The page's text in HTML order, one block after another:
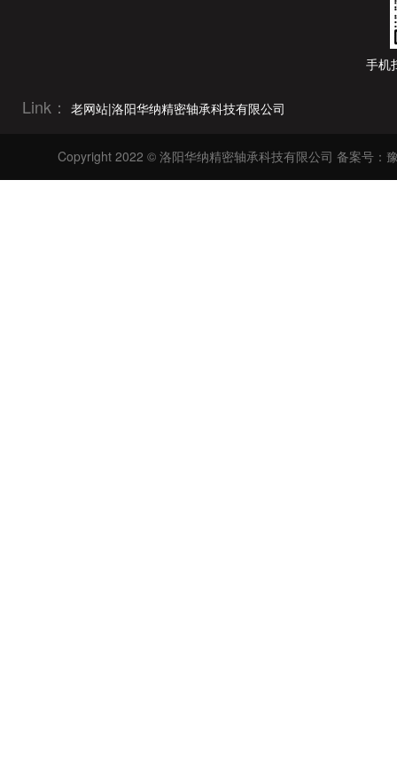
手机
Link： 老网站|洛阳华纳精密轴承科技有限公司
Copyright 2022 © 洛阳华纳精密轴承科技有限公司备案号：